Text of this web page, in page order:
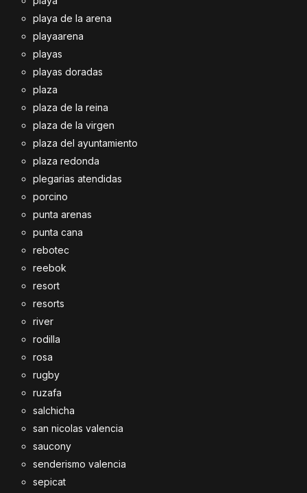
playa de la arena
playaarena
playas
playas doradas
plaza
plaza de la reina
plaza de la virgen
plaza del ayuntamiento
plaza redonda
plegarias atendidas
porcino
punta arenas
punta cana
rebotec
reebok
resort
resorts
river
rodilla
rosa
rugby
ruzafa
salchicha
san nicolas valencia
saucony
senderismo valencia
sepicat